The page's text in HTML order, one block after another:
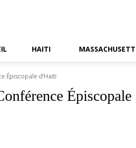
HAITI
Épiscopale d’Haïti
Épiscopale